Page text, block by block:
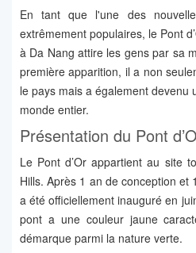
En tant que l'une des
extrêmement populaires, le Pont
à Da Nang attire les gens par sa
première apparition, il a non
le pays mais a également devenu
monde entier.
Présentation du Pont
Le Pont d’Or appartient au site
Hills. Après 1 an de conception et
a été officiellement inauguré en
pont a une couleur jaune
démarque parmi la nature verte.